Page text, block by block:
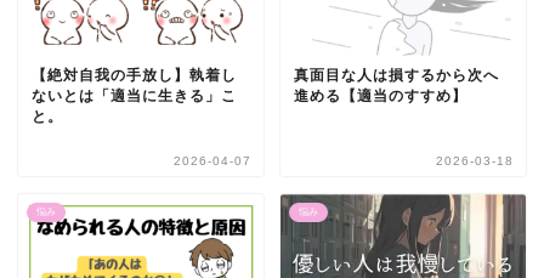
【絶対自我の手放し】執着し
ないとは「適当に生きる」こ
と。
2026-04-07
真面目な人は損するから次へ
進める【適当のすすめ】
2026-03-18
悩み 悩み